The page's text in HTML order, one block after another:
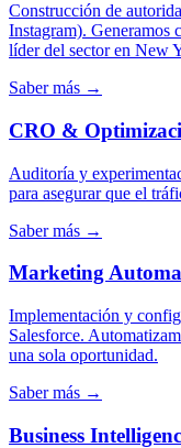
Construcción de
Instagram). Generamos
líder del sector en New
Saber más →
CRO &
Auditoría y
para asegurar que el
Saber más →
Marketing
Implementación y
Salesforce.
una sola oportunidad.
Saber más →
Business